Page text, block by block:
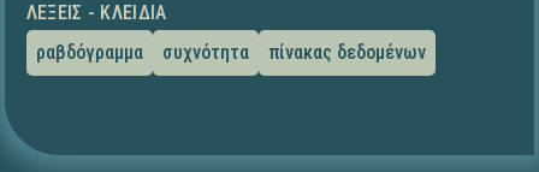
ΛΈΞΕΙΣ - ΚΛΕΙΔΙΆ
ραβδόγραμμα
συχνότητα πίνακας δεδομένων